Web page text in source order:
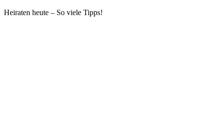
Heiraten heute – So viele Tipps!